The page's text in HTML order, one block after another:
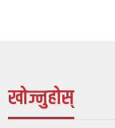
खोज्नुहोस्